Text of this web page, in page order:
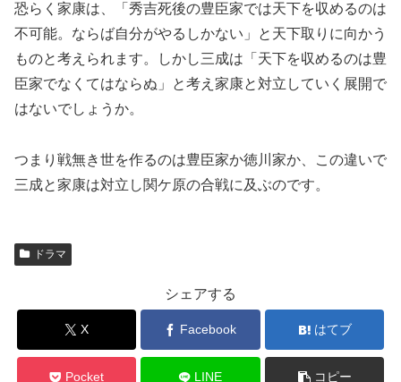
恐らく家康は、「秀吉死後の豊臣家では天下を収めるのは
不可能。ならば自分がやるしかない」と天下取りに向かう
ものと考えられます。しかし三成は「天下を収めるのは豊
臣家でなくてはならぬ」と考え家康と対立していく展開で
はないでしょうか。
つまり戦無き世を作るのは豊臣家か徳川家か、この違いで
三成と家康は対立し関ケ原の合戦に及ぶのです。
ドラマ
シェアする
X Facebook はてブ
Pocket LINE コピー